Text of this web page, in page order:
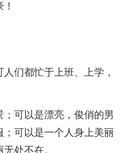
们都忙于上班、上学，
可以是漂亮，俊俏的男
可以是一个人身上美丽
处不在。